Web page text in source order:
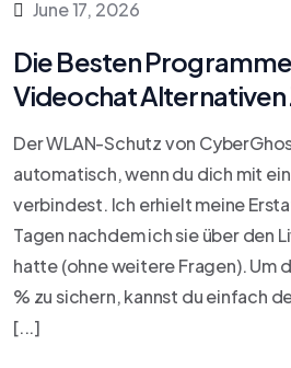
June 17, 2026
Die Besten
Videochat Alternativen
Der WLAN-Schutz von
automatisch, wenn du dich mit
verbindest. Ich erhielt meine
Tagen nachdem ich sie über den
hatte (ohne weitere Fragen). Um
% zu sichern, kannst du einfach
[...]